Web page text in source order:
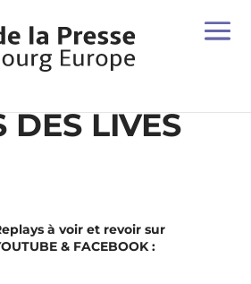
DES LIVES
à voir et revoir sur
& FACEBOOK :